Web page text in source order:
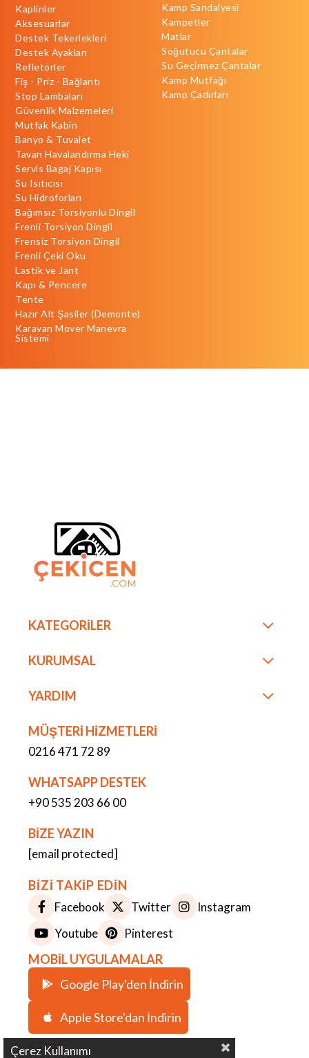
Kaplinler
Aksesuarlar
Destek Tekerlekleri
Destek Ayakları
Refletörler
Fiş - Priz - Bağlantı
Stop Lambaları
Güvenlik Malzemeleri
Mutfak Kabin
Banyo & Tuvalet
Tavan Havalandırma Heki
Servis Bagaj Kapısı
Su Isıtıcısı
Su Hidroforları
Bağımsız Torsiyonlu Dingil
Frenli Torsiyon Dingil
Frensiz Torsiyon Dingil
Frenli Çeki Oku
Lastik ve Jant
Kapı & Pencere
Tente
Hazır Alt Şasiler (Demonte)
Karavan Mover Manevra
Sistemi
Kamp Sandalyesi
Kampetler
Matlar
Soğutucu Çantalar
Su Geçirmez Çantalar
Kamp Mutfağı
Kamp Çadırları
KATEGORİLER
KURUMSAL
YARDIM
MÜŞTERİ HİZMETLERİ
0216 471 72 89
WHATSAPP DESTEK
+90 535 203 66 00
BİZE YAZIN
[email protected]
BİZİ TAKİP EDİN
Facebook Twitter
Instagram
Youtube
Pinterest
MOBİL UYGULAMALAR
Google Play'den İndirin
Apple Store'dan İndirin
ETBİS
Çerez Kullanımı